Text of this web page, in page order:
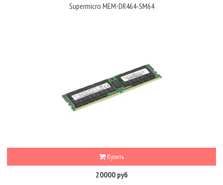
Supermicro MEM-DR464-SM64
Купить
20000 руб